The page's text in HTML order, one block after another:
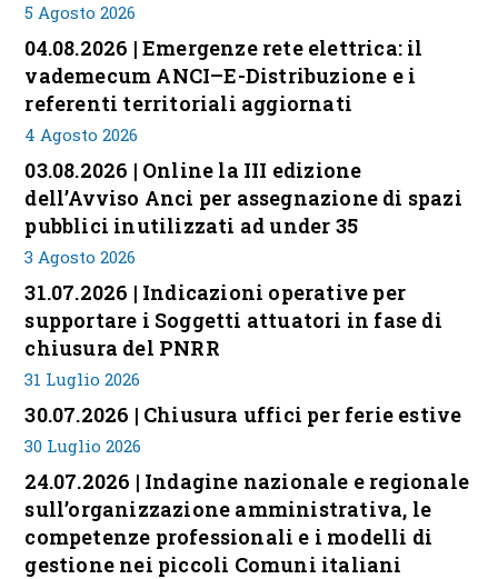
5 Agosto 2026
04.08.2026 | Emergenze rete elettrica: il
vademecum ANCI–E-Distribuzione e i
referenti territoriali aggiornati
4 Agosto 2026
03.08.2026 | Online la III edizione
dell’Avviso Anci per assegnazione di spazi
pubblici inutilizzati ad under 35
3 Agosto 2026
31.07.2026 | Indicazioni operative per
supportare i Soggetti attuatori in fase di
chiusura del PNRR
31 Luglio 2026
30.07.2026 | Chiusura uffici per ferie estive
30 Luglio 2026
24.07.2026 | Indagine nazionale e regionale
sull’organizzazione amministrativa, le
competenze professionali e i modelli di
gestione nei piccoli Comuni italiani